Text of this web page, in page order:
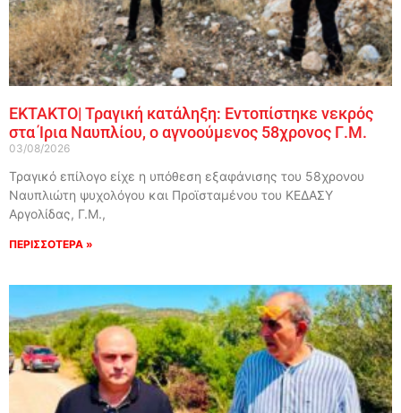
ΕΚΤΑΚΤΟ| Τραγική κατάληξη: Εντοπίστηκε νεκρός
στα Ίρια Ναυπλίου, ο αγνοούμενος 58χρονος Γ.Μ.
03/08/2026
Τραγικό επίλογο είχε η υπόθεση εξαφάνισης του 58χρονου
Ναυπλιώτη ψυχολόγου και Προϊσταμένου του ΚΕΔΑΣΥ
Αργολίδας, Γ.Μ.,
ΠΕΡΙΣΣΟΤΕΡΑ »